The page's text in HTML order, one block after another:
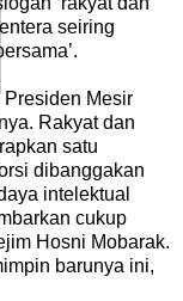
seiring
Mesir
Rakyat dan
satu
dibanggakan
intelektual
cukup
Hosni Mobarak.
barunya ini,